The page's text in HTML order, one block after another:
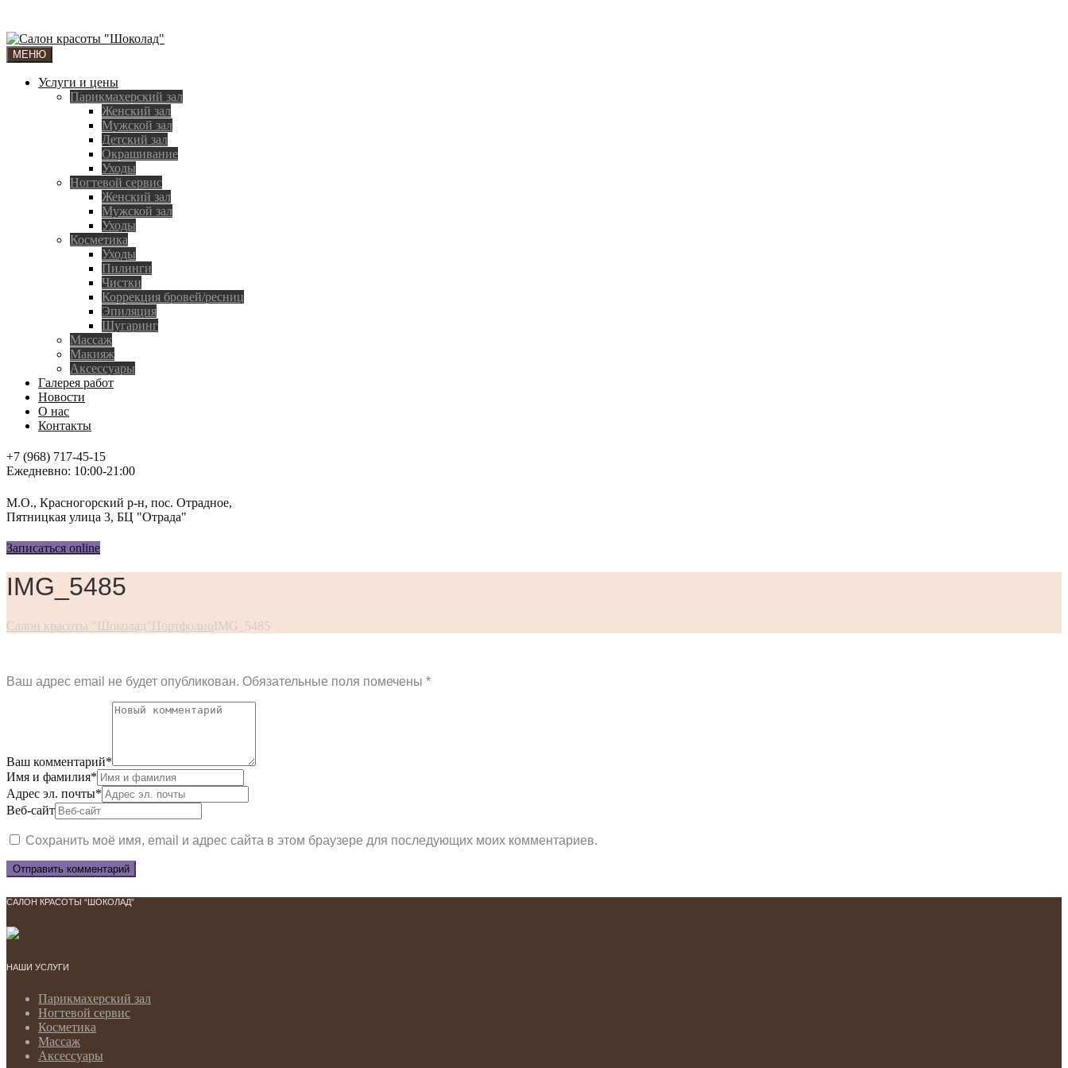
МЕНЮ
Услуги и цены
Парикмахерский зал
Женский зал
Мужской зал
Детский зал
Окрашивание
Уходы
Ногтевой сервис
Женский зал
Мужской зал
Уходы
Косметика
Уходы
Пилинги
Чистки
Коррекция бровей/ресниц
Эпиляция
Шугаринг
Массаж
Макияж
Аксессуары
Галерея работ
Новости
О нас
Контакты
+7 (968) 717-45-15
Ежедневно: 10:00-21:00
М.О., Красногорский р-н, пос. Отрадное,
Пятницкая улица 3, БЦ "Отрада"
Записаться online
IMG_5485
Салон красоты "Шоколад"ПортфолиоIMG_5485
Ваш адрес email не будет опубликован. Обязательные поля помечены *
Ваш комментарий*
Имя и фамилия*
Адрес эл. почты*
Веб-сайт
Сохранить моё имя, email и адрес сайта в этом браузере для последующих моих комментариев.
САЛОН КРАСОТЫ “ШОКОЛАД”
НАШИ УСЛУГИ
Парикмахерский зал
Ногтевой сервис
Косметика
Массаж
Аксессуары